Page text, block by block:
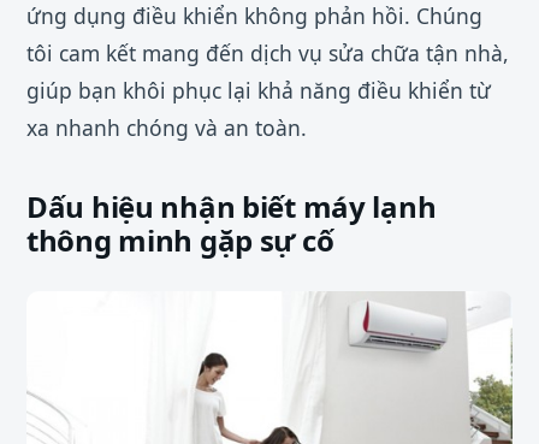
ứng dụng điều khiển không phản hồi. Chúng
tôi cam kết mang đến dịch vụ sửa chữa tận nhà,
giúp bạn khôi phục lại khả năng điều khiển từ
xa nhanh chóng và an toàn.
Dấu hiệu nhận biết máy lạnh
thông minh gặp sự cố